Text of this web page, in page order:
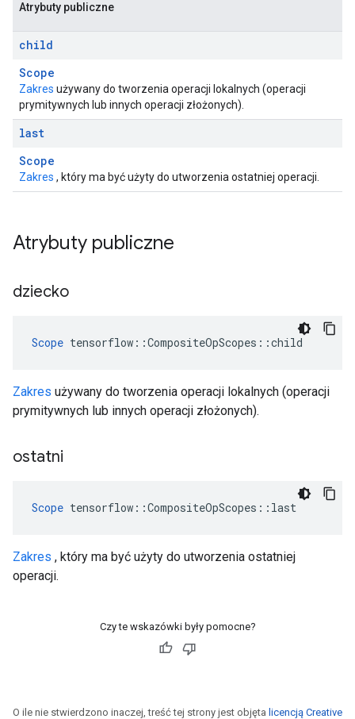
Atrybuty publiczne
child
Scope
Zakres używany do tworzenia operacji lokalnych (operacji
prymitywnych lub innych operacji złożonych).
last
Scope
Zakres , który ma być użyty do utworzenia ostatniej operacji.
Atrybuty publiczne
dziecko
Scope tensorflow::CompositeOpScopes::child
Zakres używany do tworzenia operacji lokalnych (operacji
prymitywnych lub innych operacji złożonych).
ostatni
Scope tensorflow::CompositeOpScopes::last
Zakres , który ma być użyty do utworzenia ostatniej
operacji.
Czy te wskazówki były pomocne?
O ile nie stwierdzono inaczej, treść tej strony jest objęta licencją Creative